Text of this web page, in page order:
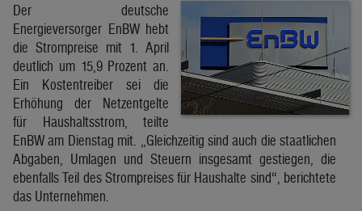
Der deutsche
Energieversorger EnBW hebt
die Strompreise mit 1. April
deutlich um 15,9 Prozent an.
Ein Kostentreiber sei die
Erhöhung der Netzentgelte
für Haushaltsstrom, teilte
EnBW am Dienstag mit. „Gleichzeitig sind auch die staatlichen
Abgaben, Umlagen und Steuern insgesamt gestiegen, die
ebenfalls Teil des Strompreises für Haushalte sind“, berichtete
das Unternehmen.